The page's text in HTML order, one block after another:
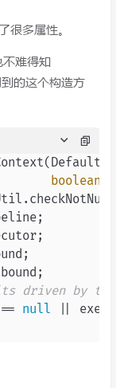
多属性。
难得知
的这个构造方
boolean
by the
null ||